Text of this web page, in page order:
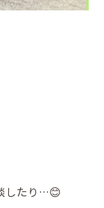
したり…😊